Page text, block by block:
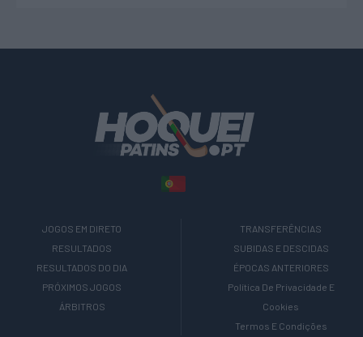
JOGOS EM DIRETO
RESULTADOS
RESULTADOS DO DIA
PRÓXIMOS JOGOS
ÁRBITROS
TRANSFERÊNCIAS
SUBIDAS E DESCIDAS
ÉPOCAS ANTERIORES
Política De Privacidade E
Cookies
Termos E Condições